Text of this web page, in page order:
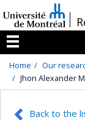
au
contenu
/
Menu
Home Our
Jhon Alexander
Back to the